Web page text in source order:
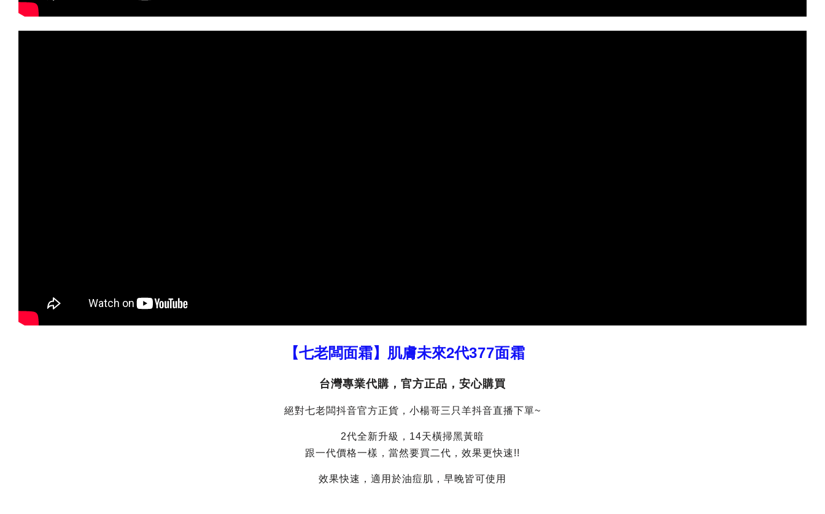
【七老闆面霜】肌膚未來2代377面霜
台灣專業代購，官方正品，安心購買
絕對七老闆抖音官方正貨，小楊哥三只羊抖音直播下單~
2代全新升級，14天橫掃黑黃暗
跟一代價格一樣，當然要買二代，效果更快速!!
效果快速，適用於油痘肌，早晚皆可使用